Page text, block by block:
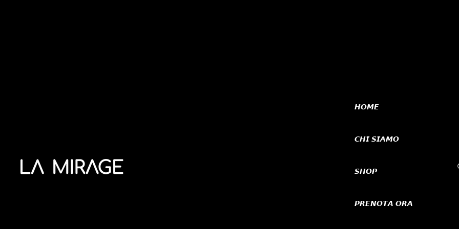
𝙃𝙊𝙈𝙀
𝘾𝙃𝙄 𝙎𝙄𝘼𝙈𝙊
𝙎𝙃𝙊𝙋
𝙋𝙍𝙀𝙉𝙊𝙏𝘼 𝙊𝙍𝘼